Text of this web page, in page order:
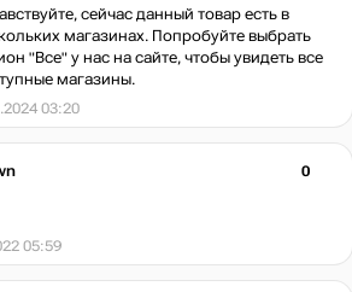
сейчас данный товар есть в
магазинах. Попробуйте выбрать
"Все" у нас на сайте, чтобы увидеть все
магазины.
03:20
0
05:59